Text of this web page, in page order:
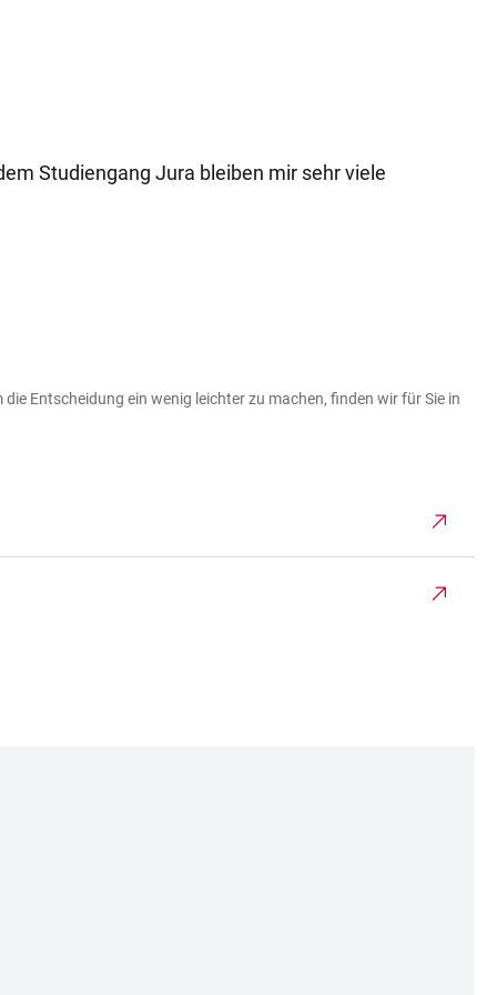
Studiengang Jura bleiben mir sehr viele
Entscheidung ein wenig leichter zu machen, finden wir für Sie in